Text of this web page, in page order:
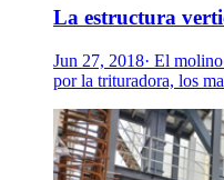
La estructura
Jun 27, 2018· El
por la trituradora, los